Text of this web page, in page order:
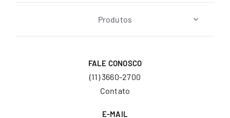
Produtos
FALE CONOSCO
(11) 3660-2700
Contato
E-MAIL